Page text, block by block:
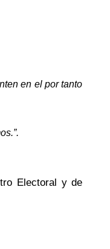
en el por tanto
Electoral y de